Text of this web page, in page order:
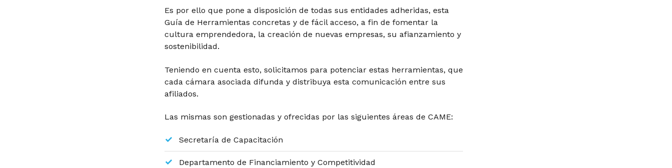
Es por ello que pone a disposición de todas sus entidades adheridas, esta
Guía de Herramientas concretas y de fácil acceso, a fin de fomentar la
cultura emprendedora, la creación de nuevas empresas, su afianzamiento y
sostenibilidad.
Teniendo en cuenta esto, solicitamos para potenciar estas herramientas, que
cada cámara asociada difunda y distribuya esta comunicación entre sus
afiliados.
Las mismas son gestionadas y ofrecidas por las siguientes áreas de CAME:
Secretaría de Capacitación
Departamento de Financiamiento y Competitividad